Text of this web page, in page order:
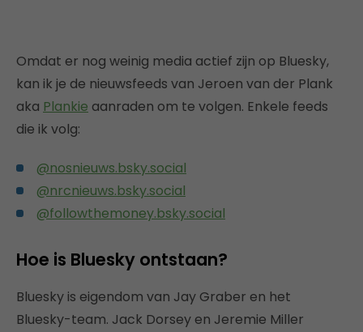
Omdat er nog weinig media actief zijn op Bluesky,
kan ik je de nieuwsfeeds van Jeroen van der Plank
aka Plankie aanraden om te volgen. Enkele feeds
die ik volg:
@nosnieuws.bsky.social
@nrcnieuws.bsky.social
@followthemoney.bsky.social
Hoe is Bluesky ontstaan?
Bluesky is eigendom van Jay Graber en het
Bluesky-team. Jack Dorsey en Jeremie Miller